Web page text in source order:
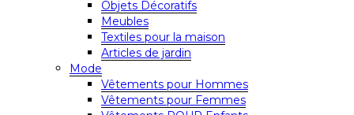
Objets Décoratifs
Meubles
Textiles pour la maison
Articles de jardin
Mode
Vêtements pour Hommes
Vêtements pour Femmes